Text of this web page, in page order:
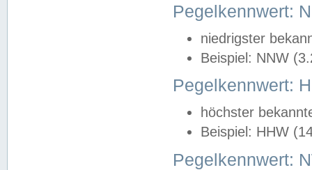
Pegelkennwert:
niedrigster
Beispiel: NNW
Pegelkennwert:
höchster
Beispiel: HHW
Pegelkennwert: